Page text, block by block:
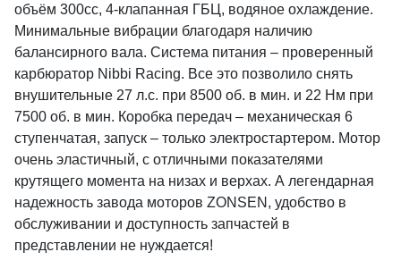
объём 300сс, 4-клапанная ГБЦ, водяное охлаждение.
Минимальные вибрации благодаря наличию
балансирного вала. Система питания – проверенный
карбюратор Nibbi Racing. Все это позволило снять
внушительные 27 л.с. при 8500 об. в мин. и 22 Нм при
7500 об. в мин. Коробка передач – механическая 6
ступенчатая, запуск – только электростартером. Мотор
очень эластичный, с отличными показателями
крутящего момента на низах и верхах. А легендарная
надежность завода моторов ZONSEN, удобство в
обслуживании и доступность запчастей в
представлении не нуждается!